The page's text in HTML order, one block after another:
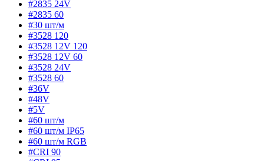
#2835 24V
#2835 60
#30 шт/м
#3528 120
#3528 12V 120
#3528 12V 60
#3528 24V
#3528 60
#36V
#48V
#5V
#60 шт/м
#60 шт/м IP65
#60 шт/м RGB
#CRI 90